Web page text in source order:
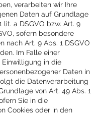
verarbeiten wir Ihre
Daten auf Grundlage
lit. a DSGVO bzw. Art. 9
sofern besondere
nach Art. 9 Abs. 1 DSGVO
Im Falle einer
in die
Daten in
die Datenverarbeitung
von Art. 49 Abs. 1
Sie in die
Cookies oder in den